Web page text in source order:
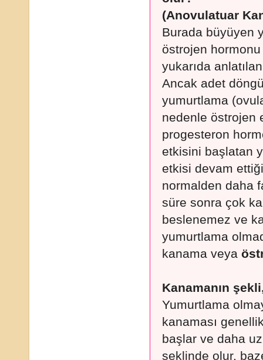
(Anovulatuar
Burada büyüyen
östrojen hormonu
yukarıda
Ancak adet
yumurtlama
nedenle östrojen
progesteron
etkisini başlatan
etkisi devam
normalden daha
süre sonra çok
beslenemez ve
yumurtlama
kanama veya
Kanamanın
Yumurtlama
kanaması
başlar ve daha
şeklinde olur,